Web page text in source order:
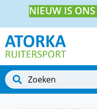
NIEUW IS ONS